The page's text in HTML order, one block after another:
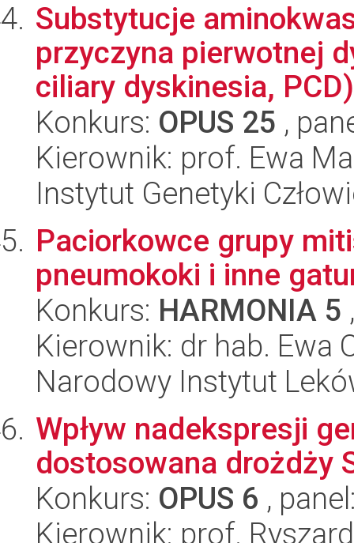
Substytucje
przyczyna pierwotnej
ciliary dyskinesia, PCD)
Konkurs: OPUS 25 ,
Kierownik: prof. Ewa
Instytut Genetyki
Paciorkowce grupy
pneumokoki i inne
Konkurs: HARMONIA 5
Kierownik: dr hab. Ewa
Narodowy Instytut
Wpływ nadekspresji
dostosowana drożdży
Konkurs: OPUS 6 ,
Kierownik: prof.